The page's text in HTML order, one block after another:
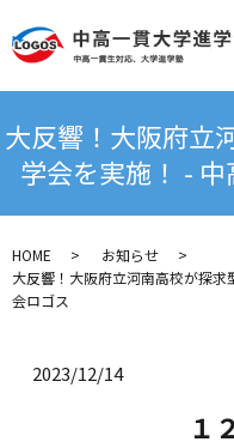
大反響！大阪府立
学会を実施！ -
HOME
お知らせ
大反響！大阪府立河南高校が探
会ロゴス
2023/12/14
１